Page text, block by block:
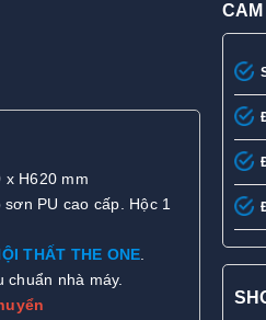
x H620 mm
PU cao cấp. Hộc 1
THẤT THE ONE.
chuẩn nhà máy.